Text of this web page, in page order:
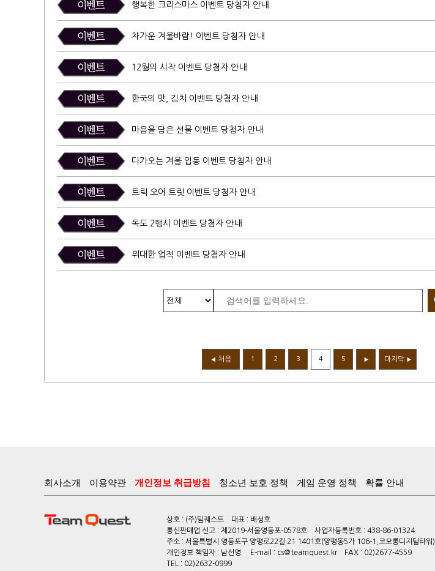
행복한 크리스마스 이벤트 당첨자 안내
차가운 겨울바람! 이벤트 당첨자 안내
12월의 시작 이벤트 당첨자 안내
한국의 맛, 김치 이벤트 당첨자 안내
마음을 담은 선물 이벤트 당첨자 안내
다가오는 겨울 입동 이벤트 당첨자 안내
트릭 오어 트릿 이벤트 당첨자 안내
독도 2행시 이벤트 당첨자 안내
위대한 업적 이벤트 당첨자 안내
◀ 처음 1 2 3 4 5 ▶ 마지막▶
회사소개 이용약관 개인정보 취급방침 청소년 보호 정책 게임 운영 정책 확률 안내
상호 : (주)팀퀘스트 대표 : 배성호
통신판매업 신고 : 제2019-서울영등포-0578호 사업자등록번호 : 438-86-01324
주소 : 서울특별시 영등포구 양평로22길 21 1401호(양평동5가 106-1,코오롱디지털타워)
개인정보 책임자 : 남선영 E-mail : cs@teamquest.kr FAX : 02)2677-4559
TEL : 02)2632-0999